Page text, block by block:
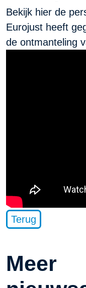
Bekijk hier de
Eurojust heeft
de ontmanteling
Terug
Meer